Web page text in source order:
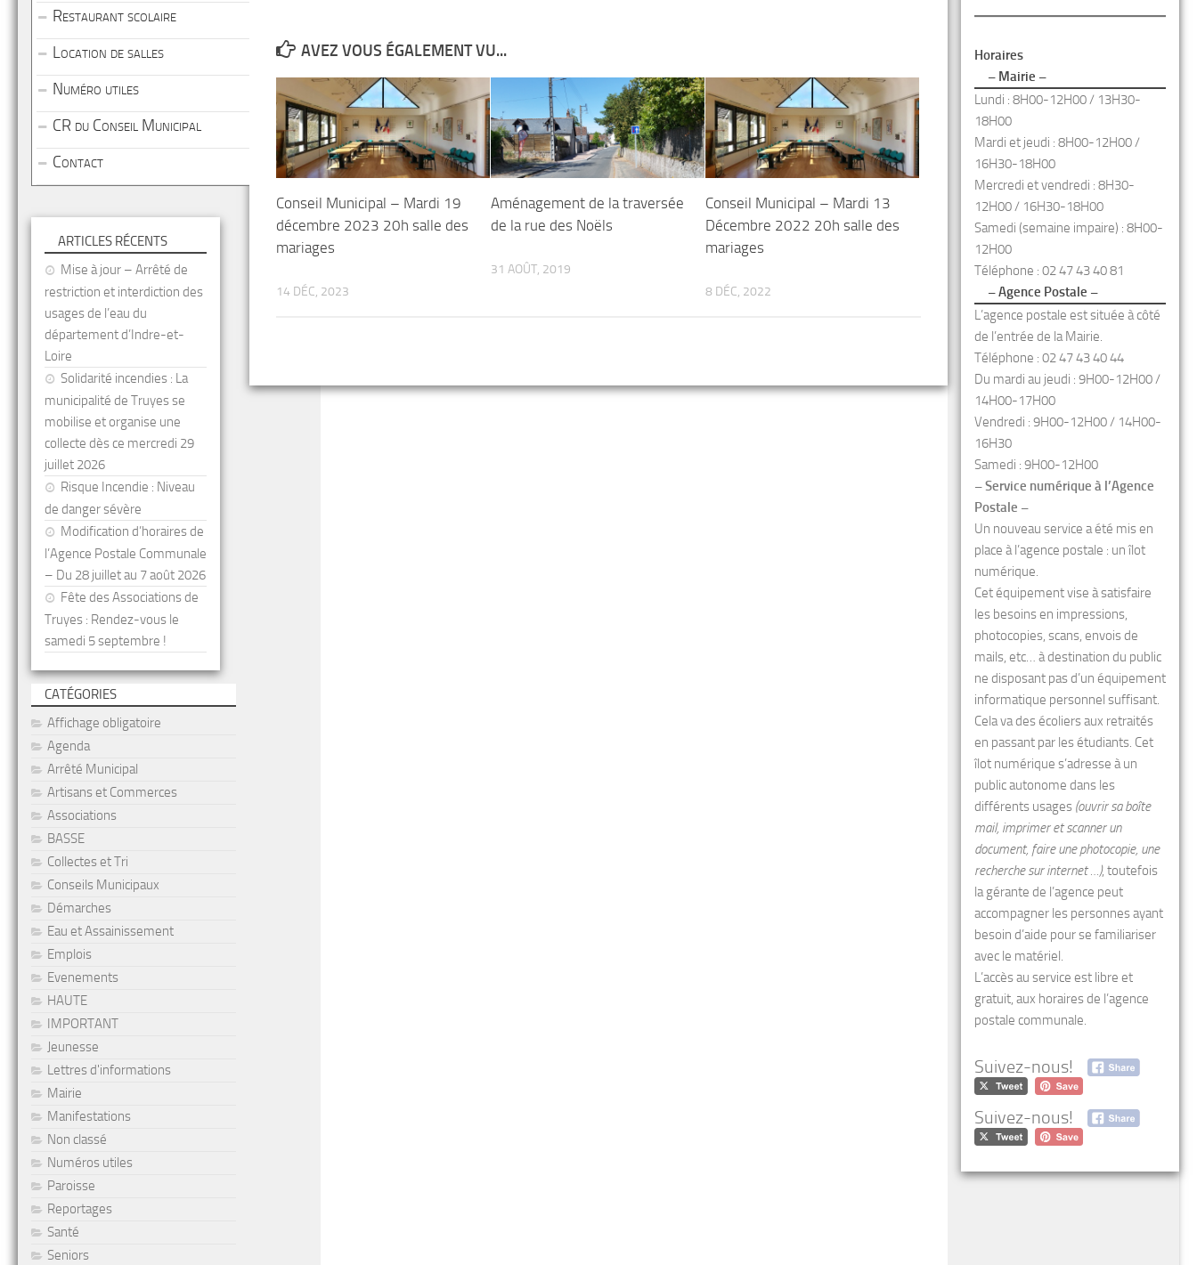
AVEZ VOUS ÉGALEMENT VU...
Conseil Municipal – Mardi 19
décembre 2023 20h salle des
mariages
14 DÉC, 2023
Aménagement de la traversée
de la rue des Noëls
31 AOÛT, 2019
Conseil Municipal – Mardi 13
Décembre 2022 20h salle des
mariages
8 DÉC, 2022
Restaurant scolaire
Location de salles
Numéro utiles
CR du Conseil Municipal
Contact
ARTICLES RÉCENTS
Mise à jour – Arrêté de
restriction et interdiction des
usages de l’eau du
département d’Indre-et-
Loire
Solidarité incendies : La
municipalité de Truyes se
mobilise et organise une
collecte dès ce mercredi 29
juillet 2026
Risque Incendie : Niveau
de danger sévère
Modification d’horaires de
l’Agence Postale Communale
– Du 28 juillet au 7 août 2026
Fête des Associations de
Truyes : Rendez-vous le
samedi 5 septembre !
CATÉGORIES
Affichage obligatoire
Agenda
Arrêté Municipal
Artisans et Commerces
Associations
BASSE
Collectes et Tri
Conseils Municipaux
Démarches
Eau et Assainissement
Emplois
Evenements
HAUTE
IMPORTANT
Jeunesse
Lettres d'informations
Mairie
Manifestations
Non classé
Numéros utiles
Paroisse
Reportages
Santé
Seniors
Horaires
– Mairie –
Lundi : 8H00-12H00 / 13H30-
18H00
Mardi et jeudi : 8H00-12H00 /
16H30-18H00
Mercredi et vendredi : 8H30-
12H00 / 16H30-18H00
Samedi (semaine impaire) : 8H00-
12H00
Téléphone : 02 47 43 40 81
– Agence Postale –
L’agence postale est située à côté
de l’entrée de la Mairie.
Téléphone : 02 47 43 40 44
Du mardi au jeudi : 9H00-12H00 /
14H00-17H00
Vendredi : 9H00-12H00 / 14H00-
16H30
Samedi : 9H00-12H00
– Service numérique à l’Agence
Postale –
Un nouveau service a été mis en
place à l’agence postale : un îlot
numérique.
Cet équipement vise à satisfaire
les besoins en impressions,
photocopies, scans, envois de
mails, etc… à destination du public
ne disposant pas d’un équipement
informatique personnel suffisant.
Cela va des écoliers aux retraités
en passant par les étudiants. Cet
îlot numérique s’adresse à un
public autonome dans les
différents usages (ouvrir sa boîte
mail, imprimer et scanner un
document, faire une photocopie, une
recherche sur internet …), toutefois
la gérante de l’agence peut
accompagner les personnes ayant
besoin d’aide pour se familiariser
avec le matériel.
L’accès au service est libre et
gratuit, aux horaires de l’agence
postale communale.
Suivez-nous!
Suivez-nous!